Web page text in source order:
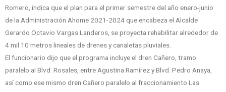
Romero, indica que el plan para el primer semestre del año enero-junio
de la Administración Ahome 2021-2024 que encabeza el Alcalde
Gerardo Octavio Vargas Landeros, se proyecta rehabilitar alrededor de
4 mil 10 metros lineales de drenes y canaletas pluviales.
El funcionario dijo que el programa incluye el dren Cañero, tramo
paralelo al Blvd. Rosales, entre Agustina Ramírez y Blvd. Pedro Anaya,
así como ese mismo dren Cañero paralelo al fraccionamiento Las